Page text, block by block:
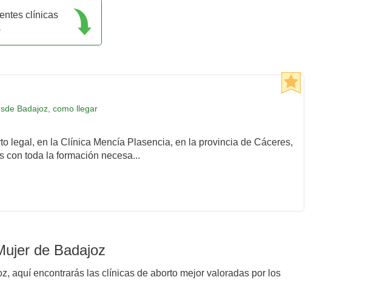
clínicas
Badajoz, como llegar
legal, en la Clínica Mencía Plasencia, en la provincia de Cáceres,
con toda la formación necesa...
de Badajoz
aquí encontrarás las clínicas de aborto mejor valoradas por los